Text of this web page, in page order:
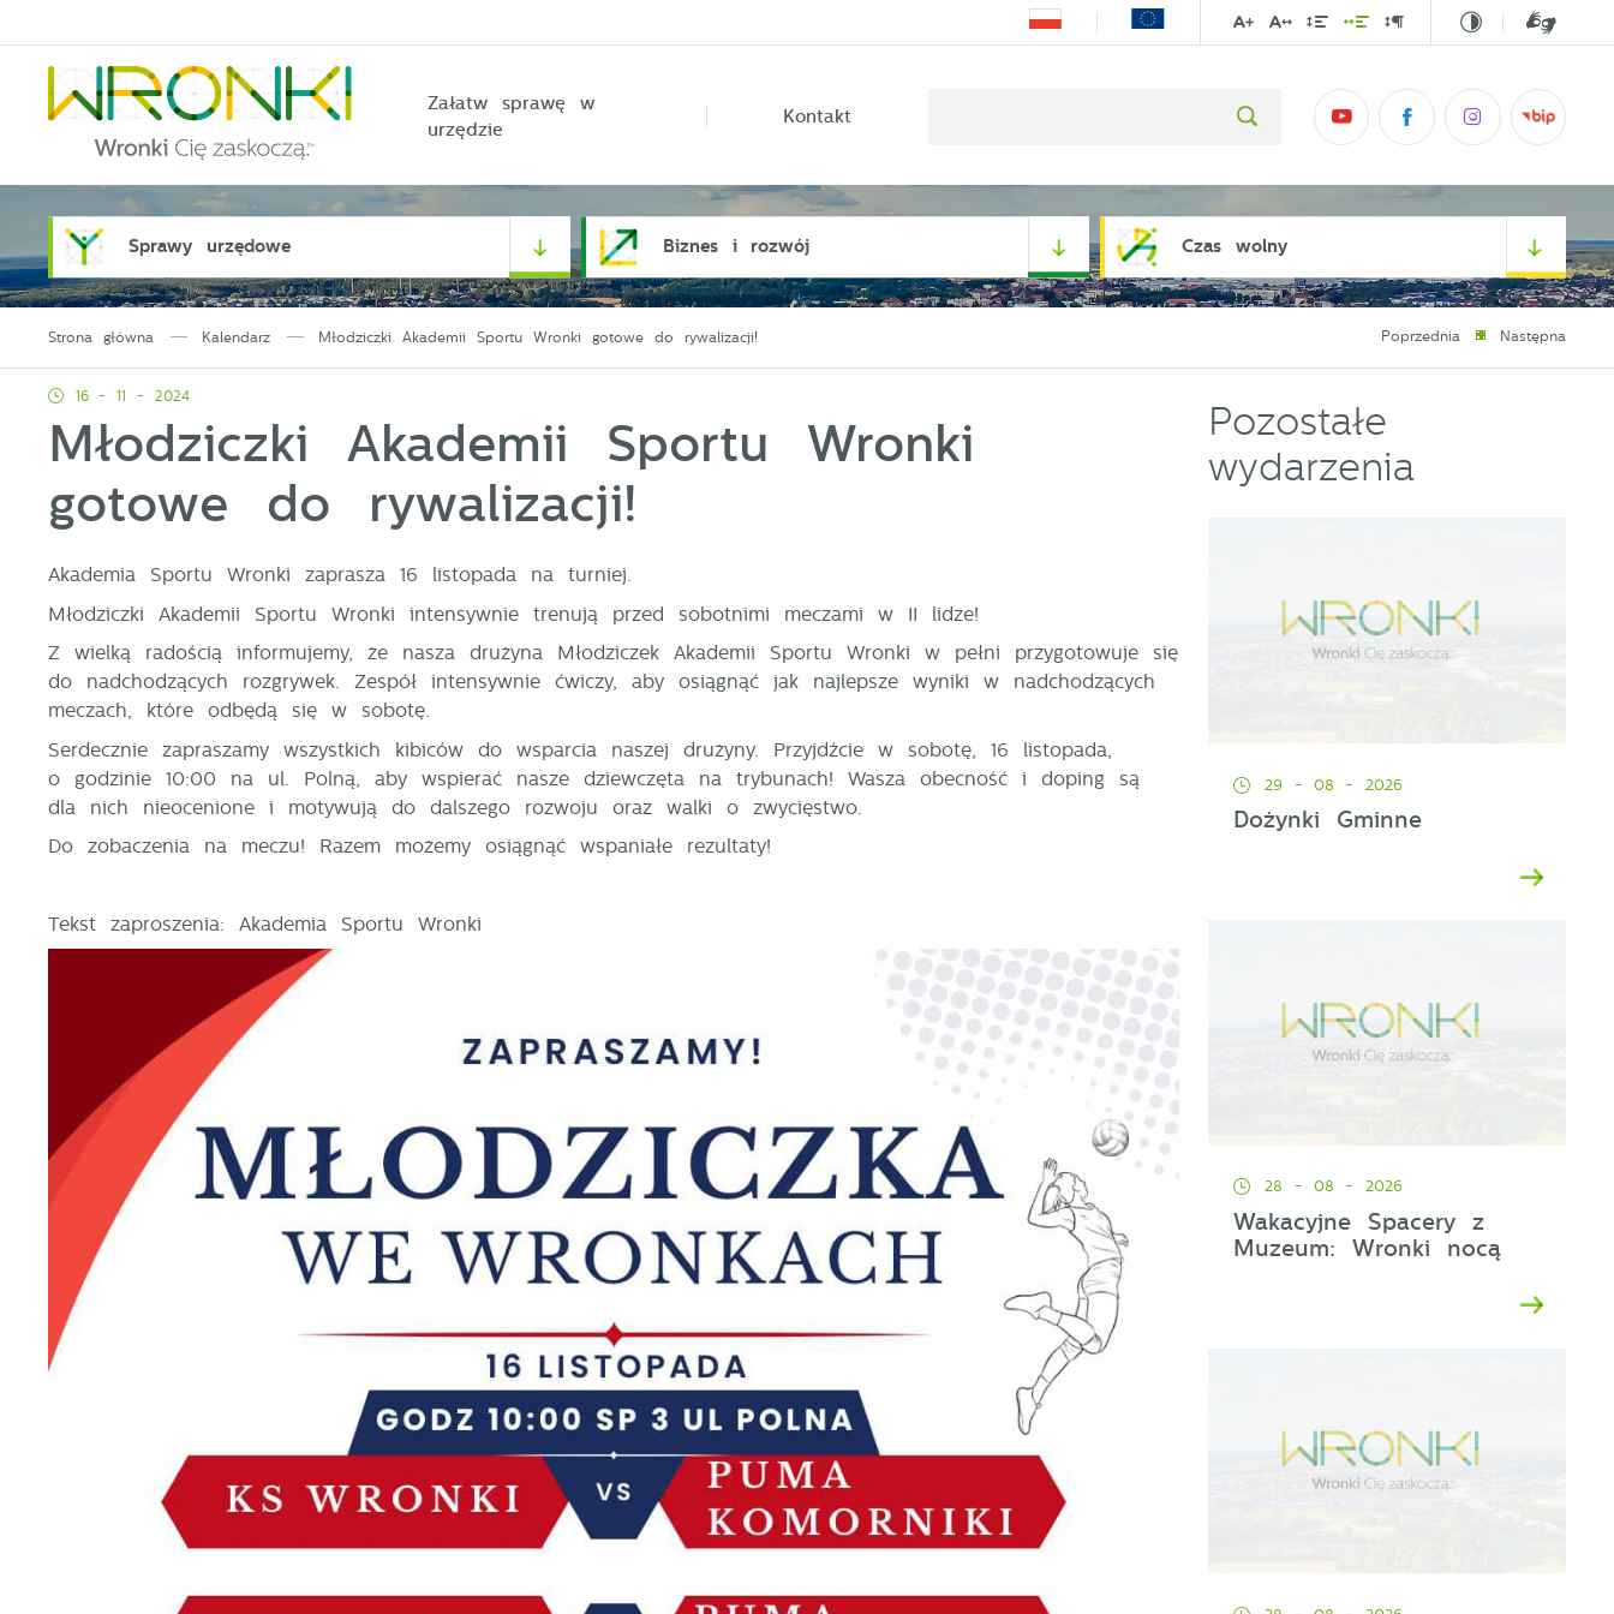
Załatw sprawę w
urzędzie
Kontakt
Sprawy urzędowe Biznes i rozwój Czas wolny
Strona główna Kalendarz Młodziczki Akademii Sportu Wronki gotowe do rywalizacji! Poprzednia Następna
16 - 11 - 2024
Młodziczki Akademii Sportu Wronki
gotowe do rywalizacji!
Akademia Sportu Wronki zaprasza 16 listopada na turniej.
Młodziczki Akademii Sportu Wronki intensywnie trenują przed sobotnimi meczami w II lidze!
Z wielką radością informujemy, że nasza drużyna Młodziczek Akademii Sportu Wronki w pełni przygotowuje się
do nadchodzących rozgrywek. Zespół intensywnie ćwiczy, aby osiągnąć jak najlepsze wyniki w nadchodzących
meczach, które odbędą się w sobotę.
Serdecznie zapraszamy wszystkich kibiców do wsparcia naszej drużyny. Przyjdźcie w sobotę, 16 listopada,
o godzinie 10:00 na ul. Polną, aby wspierać nasze dziewczęta na trybunach! Wasza obecność i doping są
dla nich nieocenione i motywują do dalszego rozwoju oraz walki o zwycięstwo.
Do zobaczenia na meczu! Razem możemy osiągnąć wspaniałe rezultaty!
Tekst zaproszenia: Akademia Sportu Wronki
Pozostałe
wydarzenia
29 - 08 - 2026
Dożynki Gminne
28 - 08 - 2026
Wakacyjne Spacery z
Muzeum: Wronki nocą
Ustawienia
Szanujemy Twoją prywatność. Możesz zmienić ustawienia cookies lub
zaakceptować je wszystkie. W dowolnym momencie możesz dokonać
zmiany swoich ustawień.
Niezbędne
Niezbędne pliki cookies służą do prawidłowego funkcjonowania strony
internetowej i umożliwiają Ci komfortowe korzystanie z oferowanych przez
Pliki cookies odpowiadają na podejmowane przez Ciebie działania w celu
Więcej